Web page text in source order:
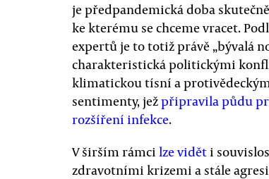
je předpandemická doba
ke kterému se chceme vracet.
expertů je to totiž právě „bývalá
charakteristická politickými
klimatickou tísní a
sentimenty, ježpřipravila půdu
rozšíření infekce.
V širším rámci lze viděti
zdravotními krizemi a stále